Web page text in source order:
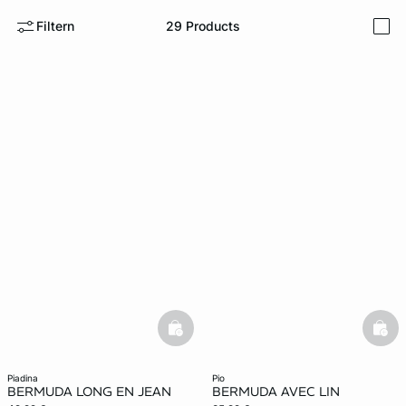
Filtern 29 Products
piadina
BERMUDA LONG EN JEAN
basketfull
pio
BERMUDA AVEC LIN